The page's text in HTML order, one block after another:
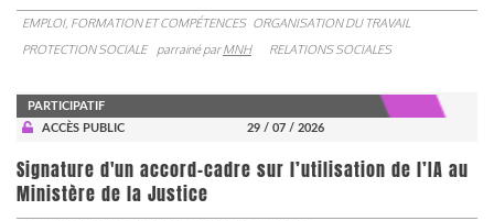
EMPLOI, FORMATION ET COMPÉTENCES ORGANISATION DU TRAVAIL
PROTECTION SOCIALE
parrainé parMNH RELATIONS SOCIALES
PARTICIPATIF
ACCÈS PUBLIC
29 / 07 / 2026
Signature d'un accord-cadre sur l’utilisation de l’IA au
Ministère de la Justice